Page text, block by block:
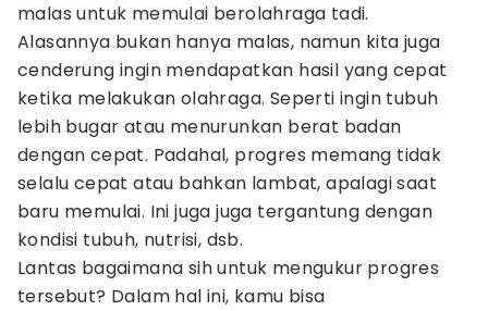
malas untuk memulai berolahraga tadi.
Alasannya bukan hanya malas, namun kita juga
cenderung ingin mendapatkan hasil yang cepat
ketika melakukan olahraga. Seperti ingin tubuh
lebih bugar atau menurunkan berat badan
dengan cepat. Padahal, progres memang tidak
selalu cepat atau bahkan lambat, apalagi saat
baru memulai. Ini juga juga tergantung dengan
kondisi tubuh, nutrisi, dsb.
Lantas bagaimana sih untuk mengukur progres
tersebut? Dalam hal ini, kamu bisa